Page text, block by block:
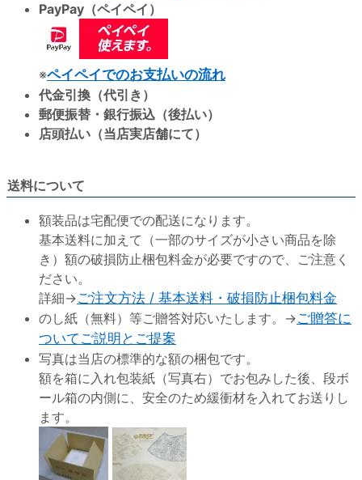
PayPay（ペイペイ）
※ペイペイでのお支払いの流れ
代金引換（代引き）
郵便振替・銀行振込（後払い）
店頭払い（当店実店舗にて）
送料について
額装品は宅配便での配送になります。
基本送料に加えて（一部のサイズが小さい商品を除
き）額の破損防止梱包料金が必要ですので、ご注意く
ださい。
詳細→ご注文方法 / 基本送料・破損防止梱包料金
のし紙（無料）等ご贈答対応いたします。→ご贈答に
ついてご説明とご提案
写真は当店の標準的な額の梱包です。
額を箱に入れ包装紙（写真右）でお包みした後、段ボ
ール箱の内側に、安全のため緩衝材を入れてお送りし
ます。